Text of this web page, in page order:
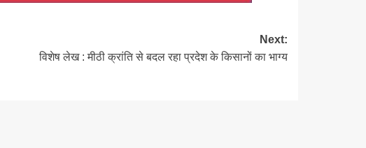
Next:
विशेष लेख : मीठी क्रांति से बदल रहा प्रदेश के किसानों का भाग्य